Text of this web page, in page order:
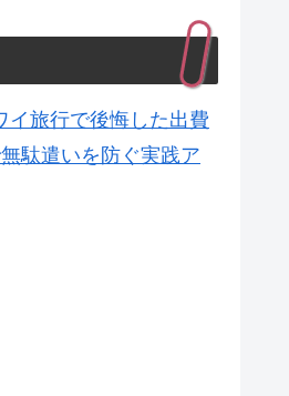
イ旅行で後悔した出費
駄遣いを防ぐ実践ア